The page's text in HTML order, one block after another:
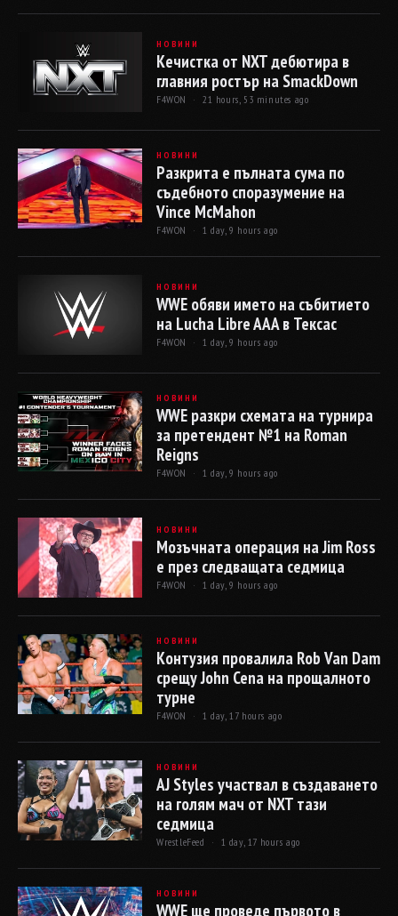
НОВИНИ
Кечистка от NXT дебютира в
главния ростър на SmackDown
F4WON · 21 hours, 53 minutes ago
НОВИНИ
Разкрита е пълната сума по
съдебното споразумение на
Vince McMahon
F4WON · 1 day, 9 hours ago
НОВИНИ
WWE обяви името на събитието
на Lucha Libre AAA в Тексас
F4WON · 1 day, 9 hours ago
НОВИНИ
WWE разкри схемата на турнира
за претендент №1 на Roman
Reigns
F4WON · 1 day, 9 hours ago
НОВИНИ
Мозъчната операция на Jim Ross
е през следващата седмица
F4WON · 1 day, 9 hours ago
НОВИНИ
Контузия провалила Rob Van Dam
срещу John Cena на прощалното
турне
F4WON · 1 day, 17 hours ago
НОВИНИ
AJ Styles участвал в създаването
на голям мач от NXT тази
седмица
WrestleFeed · 1 day, 17 hours ago
НОВИНИ
WWE ще проведе първото в